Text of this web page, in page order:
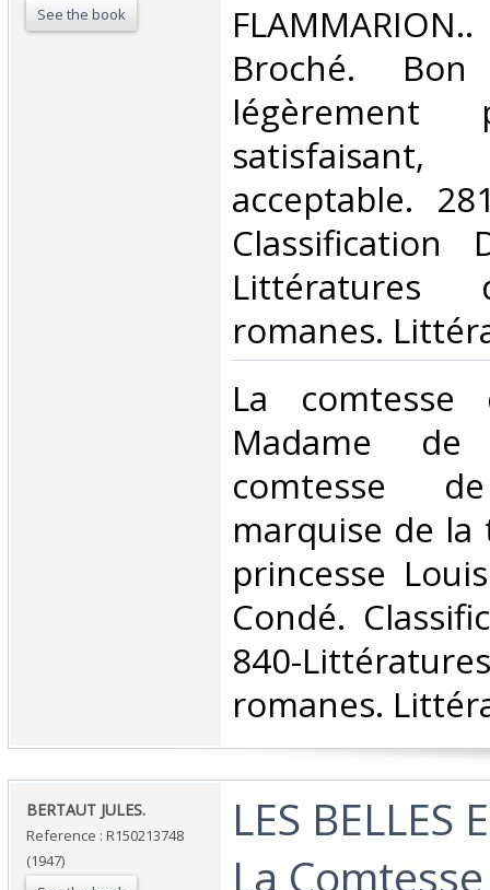
See the book
Broché.
légèrement
acceptable.
Classification
Littératures
romanes.
‎La comtesse
Madame
comtesse
marquise de la
princesse
Condé.
840-
romanes.
‎BERTAUT JULES.‎
Reference : R150213748
(1947)
‎LES BELLES
La